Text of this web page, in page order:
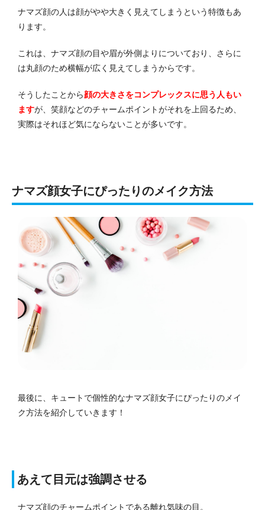
ナマズ顔の人は顔がやや大きく見えてしまうという特徴もあ
ります。
これは、ナマズ顔の目や眉が外側よりについており、さらに
は丸顔のため横幅が広く見えてしまうからです。
そうしたことから顔の大きさをコンプレックスに思う人もい
ますが、笑顔などのチャームポイントがそれを上回るため、
実際はそれほど気にならないことが多いです。
ナマズ顔女子にぴったりのメイク方法
最後に、キュートで個性的なナマズ顔女子にぴったりのメイ
ク方法を紹介していきます！
あえて目元は強調させる
ナマズ顔のチャームポイントである離れ気味の目。